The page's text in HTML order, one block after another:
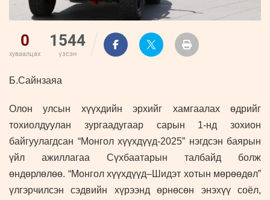
0
хуваалцах
1544
үзсэн
Б.Сайнзаяа
Олон улсын хүүхдийн эрхийг хамгаалах өдрийг
тохиолдуулан зургаадугаар сарын 1-нд зохион
байгуулагдсан “Монгол хүүхдүүд-2025” нэгдсэн баярын
үйл ажиллагаа Сүхбаатарын талбайд болж
өндөрлөлөө. “Монгол хүүхдүүд–Шидэт хотын мөрөөдөл”
үлгэрчилсэн сэдвийн хүрээнд өрнөсөн энэхүү соёл,